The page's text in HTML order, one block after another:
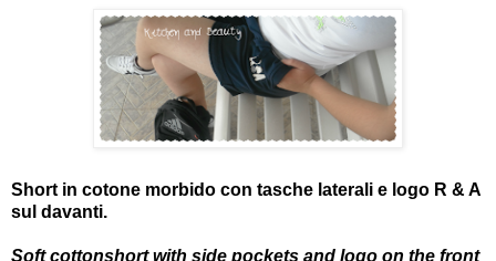
Short in cotone morbido con tasche laterali e logo R & A
sul davanti.
Soft cottonshort with side pockets and logo on the front